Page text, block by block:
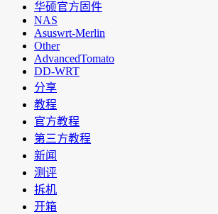
华硕官方固件
NAS
Asuswrt-Merlin
Other
AdvancedTomato
DD-WRT
分享
教程
官方教程
第三方教程
新闻
测评
拆机
开箱